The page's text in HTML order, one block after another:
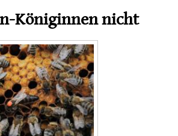
Königinnen nicht